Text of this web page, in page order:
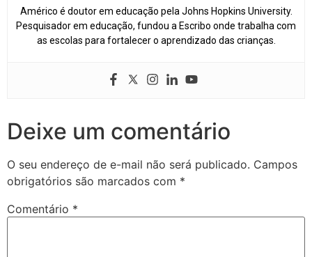
Américo é doutor em educação pela Johns Hopkins University.
Pesquisador em educação, fundou a Escribo onde trabalha com
as escolas para fortalecer o aprendizado das crianças.
Deixe um comentário
O seu endereço de e-mail não será publicado. Campos
obrigatórios são marcados com *
Comentário *